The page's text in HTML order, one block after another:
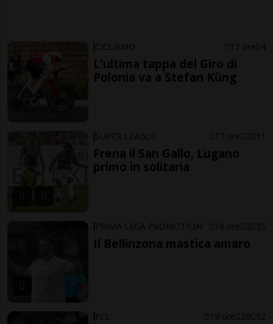
CICLISMO 17 ore 4
L'ultima tappa del Giro di
Polonia va a Stefan Küng
SUPER LEAGUE 17 ore 2 11
Frena il San Gallo, Lugano
primo in solitaria
PRIMA LEGA PROMOTION 18 ore 2 35
Il Bellinzona mastica amaro
FCL 19 ore 29 52